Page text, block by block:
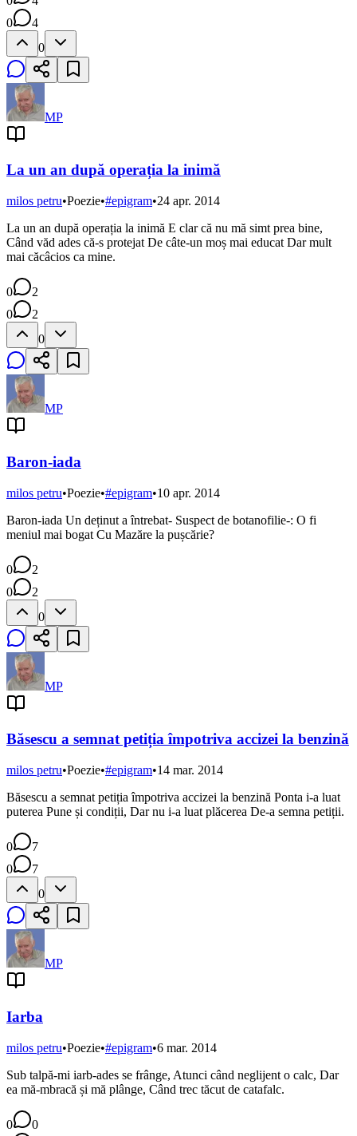
0
4
0
MP
La un an după operația la inimă
milos petru•Poezie•#epigram•24 apr. 2014
La un an după operația la inimă E clar că nu mă simt prea bine,
Când văd ades că-s protejat De câte-un moș mai educat Dar mult
mai căcâcios ca mine.
0
2
0
2
0
MP
Baron-iada
milos petru•Poezie•#epigram•10 apr. 2014
Baron-iada Un deținut a întrebat- Suspect de botanofilie-: O fi
meniul mai bogat Cu Mazăre la pușcărie?
0
2
0
2
0
MP
Băsescu a semnat petiția împotriva accizei la benzină
milos petru•Poezie•#epigram•14 mar. 2014
Băsescu a semnat petiția împotriva accizei la benzină Ponta i-a luat
puterea Pune și condiții, Dar nu i-a luat plăcerea De-a semna petiții.
0
7
0
7
0
MP
Iarba
milos petru•Poezie•#epigram•6 mar. 2014
Sub talpă-mi iarb-ades se frânge, Atunci când neglijent o calc, Dar
ea mă-mbracă și mă plânge, Când trec tăcut de catafalc.
0
0